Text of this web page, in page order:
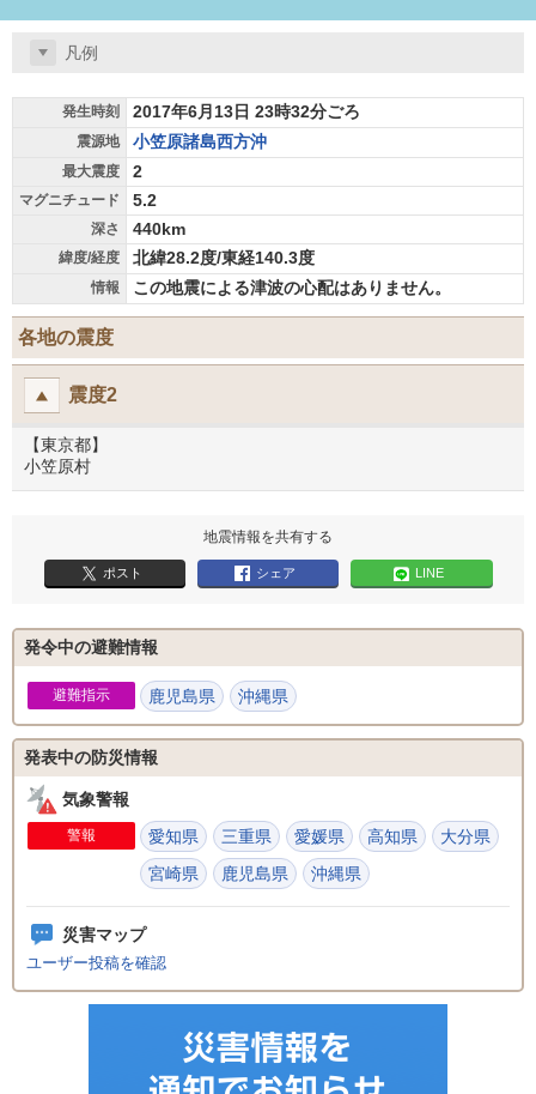
凡例
発生時刻 2017年6月13日 23時32分ごろ
震源地 小笠原諸島西方沖
最大震度 2
マグニチュード 5.2
深さ 440km
緯度/経度 北緯28.2度/東経140.3度
情報 この地震による津波の心配はありません。
各地の震度
震度2
【東京都】
小笠原村
地震情報を共有する
ポスト シェア LINE
発令中の避難情報
避難指示 鹿児島県 沖縄県
発表中の防災情報
気象警報
警報 愛知県 三重県 愛媛県 高知県
大分県
宮崎県
鹿児島県 沖縄県
災害マップ
ユーザー投稿を確認